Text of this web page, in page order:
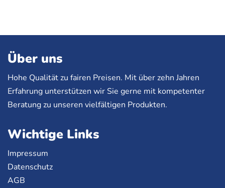
Über uns
Hohe Qualität zu fairen Preisen. Mit über zehn Jahren
Erfahrung unterstützen wir Sie gerne mit kompetenter
Beratung zu unseren vielfältigen Produkten.
Wichtige Links
Impressum
Datenschutz
AGB